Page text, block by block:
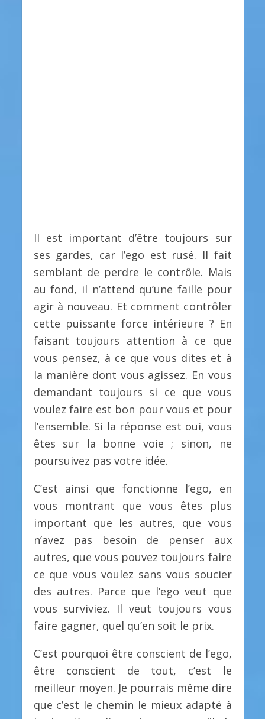
Il est important d’être toujours sur
ses gardes, car l’ego est rusé. Il fait
semblant de perdre le contrôle. Mais
au fond, il n’attend qu’une faille pour
agir à nouveau. Et comment contrôler
cette puissante force intérieure ? En
faisant toujours attention à ce que
vous pensez, à ce que vous dites et à
la manière dont vous agissez. En vous
demandant toujours si ce que vous
voulez faire est bon pour vous et pour
l’ensemble. Si la réponse est oui, vous
êtes sur la bonne voie ; sinon, ne
poursuivez pas votre idée.
C’est ainsi que fonctionne l’ego, en
vous montrant que vous êtes plus
important que les autres, que vous
n’avez pas besoin de penser aux
autres, que vous pouvez toujours faire
ce que vous voulez sans vous soucier
des autres. Parce que l’ego veut que
vous surviviez. Il veut toujours vous
faire gagner, quel qu’en soit le prix.
C’est pourquoi être conscient de l’ego,
être conscient de tout, c’est le
meilleur moyen. Je pourrais même dire
que c’est le chemin le mieux adapté à